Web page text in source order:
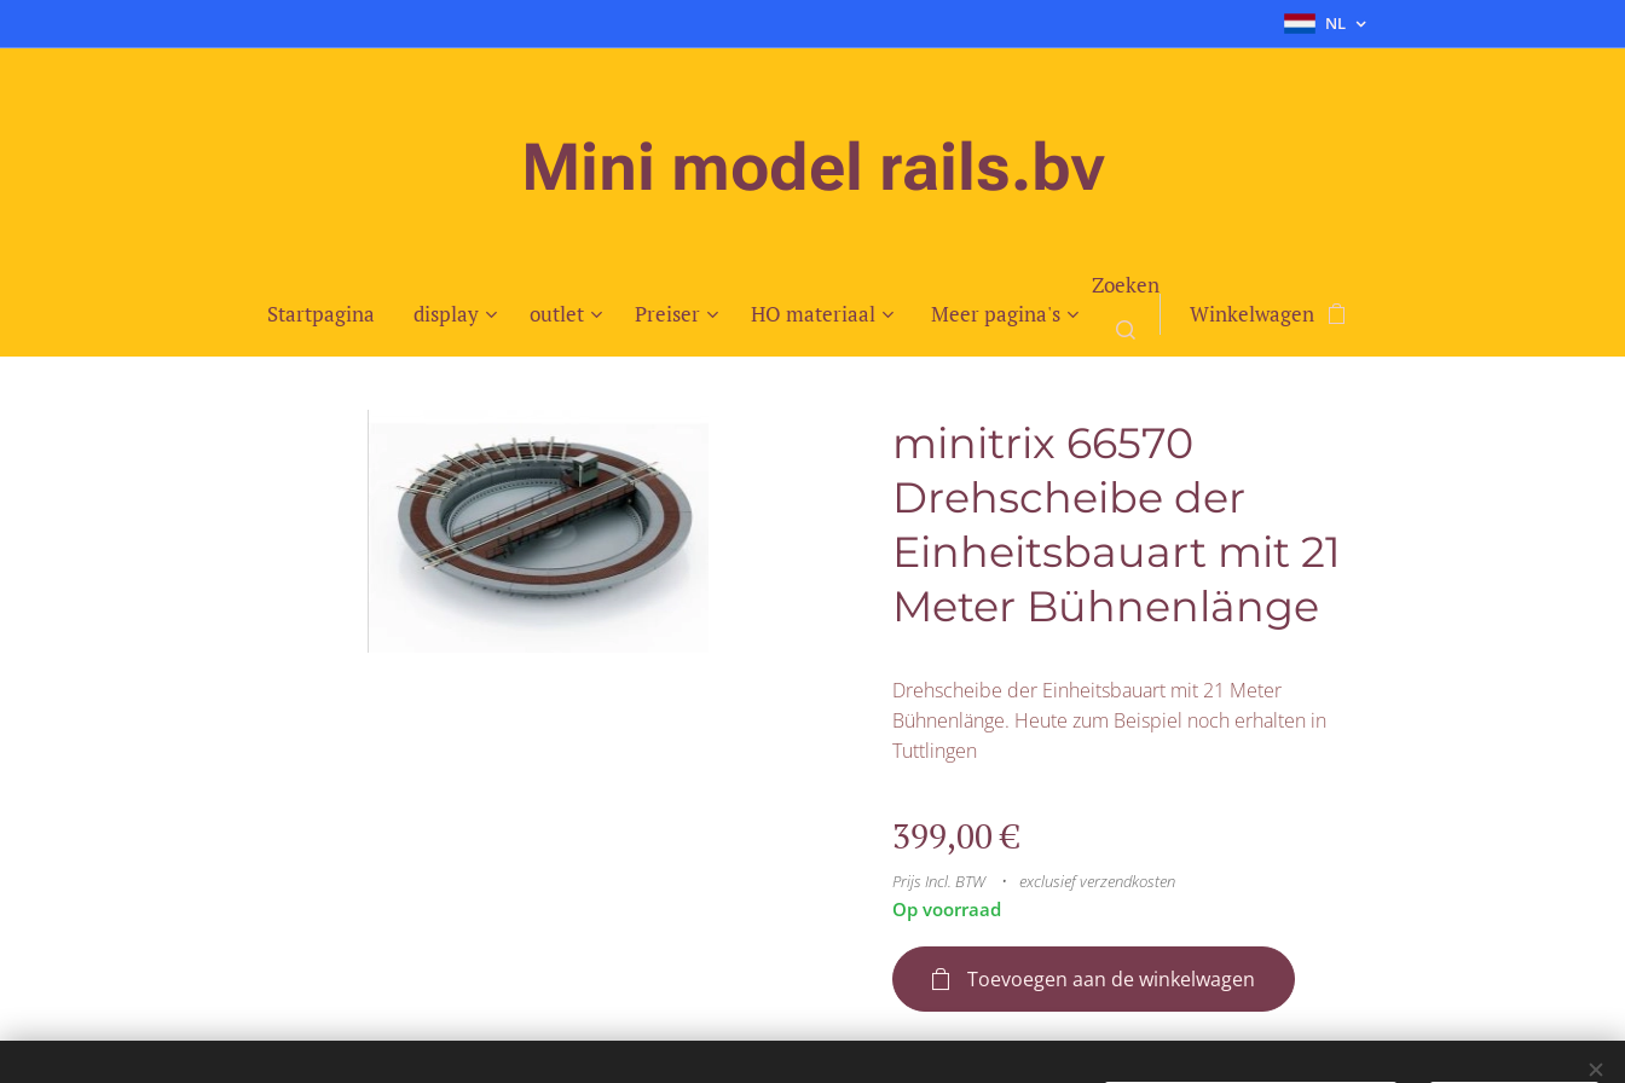
NL
Mini model rails.bv
Startpagina display outlet Preiser HO materiaal Meer pagina's
Zoeken
Winkelwagen
minitrix 66570
Drehscheibe der
Einheitsbauart mit 21
Meter Bühnenlänge
Drehscheibe der Einheitsbauart mit 21 Meter
Bühnenlänge. Heute zum Beispiel noch erhalten in
Tuttlingen
399,00€
Prijs Incl. BTW exclusief verzendkosten
Op voorraad
Toevoegen aan de winkelwagen